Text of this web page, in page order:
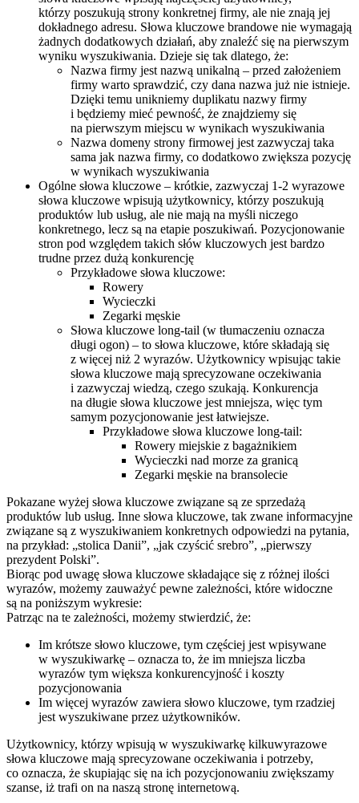
którzy poszukują strony konkretnej firmy, ale nie znają jej
dokładnego adresu. Słowa kluczowe brandowe nie wymagają
żadnych dodatkowych działań, aby znaleźć się na pierwszym
wyniku wyszukiwania. Dzieje się tak dlatego, że:
Nazwa firmy jest nazwą unikalną – przed założeniem
firmy warto sprawdzić, czy dana nazwa już nie istnieje.
Dzięki temu unikniemy duplikatu nazwy firmy
i będziemy mieć pewność, że znajdziemy się
na pierwszym miejscu w wynikach wyszukiwania
Nazwa domeny strony firmowej jest zazwyczaj taka
sama jak nazwa firmy, co dodatkowo zwiększa pozycję
w wynikach wyszukiwania
Ogólne słowa kluczowe – krótkie, zazwyczaj 1-2 wyrazowe
słowa kluczowe wpisują użytkownicy, którzy poszukują
produktów lub usług, ale nie mają na myśli niczego
konkretnego, lecz są na etapie poszukiwań. Pozycjonowanie
stron pod względem takich słów kluczowych jest bardzo
trudne przez dużą konkurencję
Przykładowe słowa kluczowe:
Rowery
Wycieczki
Zegarki męskie
Słowa kluczowe long-tail (w tłumaczeniu oznacza
długi ogon) – to słowa kluczowe, które składają się
z więcej niż 2 wyrazów. Użytkownicy wpisując takie
słowa kluczowe mają sprecyzowane oczekiwania
i zazwyczaj wiedzą, czego szukają. Konkurencja
na długie słowa kluczowe jest mniejsza, więc tym
samym pozycjonowanie jest łatwiejsze.
Przykładowe słowa kluczowe long-tail:
Rowery miejskie z bagażnikiem
Wycieczki nad morze za granicą
Zegarki męskie na bransolecie
Pokazane wyżej słowa kluczowe związane są ze sprzedażą
produktów lub usług. Inne słowa kluczowe, tak zwane informacyjne
związane są z wyszukiwaniem konkretnych odpowiedzi na pytania,
na przykład: „stolica Danii”, „jak czyścić srebro”, „pierwszy
prezydent Polski”.
Biorąc pod uwagę słowa kluczowe składające się z różnej ilości
wyrazów, możemy zauważyć pewne zależności, które widoczne
są na poniższym wykresie:
Patrząc na te zależności, możemy stwierdzić, że:
Im krótsze słowo kluczowe, tym częściej jest wpisywane
w wyszukiwarkę – oznacza to, że im mniejsza liczba
wyrazów tym większa konkurencyjność i koszty
pozycjonowania
Im więcej wyrazów zawiera słowo kluczowe, tym rzadziej
jest wyszukiwane przez użytkowników.
Użytkownicy, którzy wpisują w wyszukiwarkę kilkuwyrazowe
słowa kluczowe mają sprecyzowane oczekiwania i potrzeby,
co oznacza, że skupiając się na ich pozycjonowaniu zwiększamy
szanse, iż trafi on na naszą stronę internetową.